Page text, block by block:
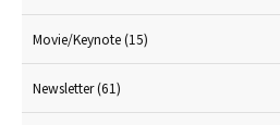
Movie/Keynote(15)
Newsletter(61)